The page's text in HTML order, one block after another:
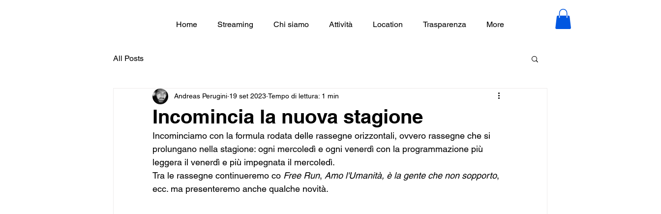
Home Streaming Chi siamo Attività Location Trasparenza More
All Posts
Incomincia la nuova stagione
Andreas Perugini 19 set 2023 Tempo di lettura: 1 min
Incominciamo con la formula rodata delle rassegne orizzontali, ovvero rassegne che si
prolungano nella stagione: ogni mercoledì e ogni venerdì con la programmazione più
leggera il venerdì e più impegnata il mercoledì.
Tra le rassegne continueremo co Free Run, Amo l'Umanità, è la gente che non sopporto,
ecc. ma presenteremo anche qualche novità.